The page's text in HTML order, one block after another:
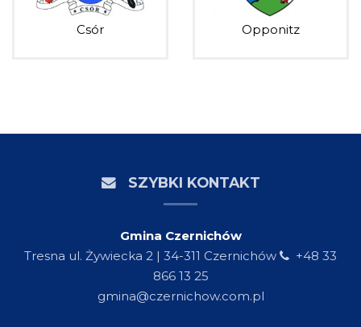
Csór Opponitz
SZYBKI KONTAKT
Gmina Czernichów
Tresna ul. Żywiecka 2 | 34-311 Czernichów
+48 33
866 13 25
gmina@czernichow.com.pl